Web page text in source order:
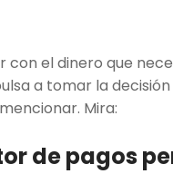
con el dinero que
a tomar la
Mira:
de pagos